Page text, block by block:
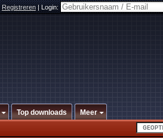
Registreren|Login:
Top downloads Meer